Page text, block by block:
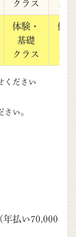
クラス ク
体験・
基礎
クラス
体
ク
ください
い。
年払い70,000